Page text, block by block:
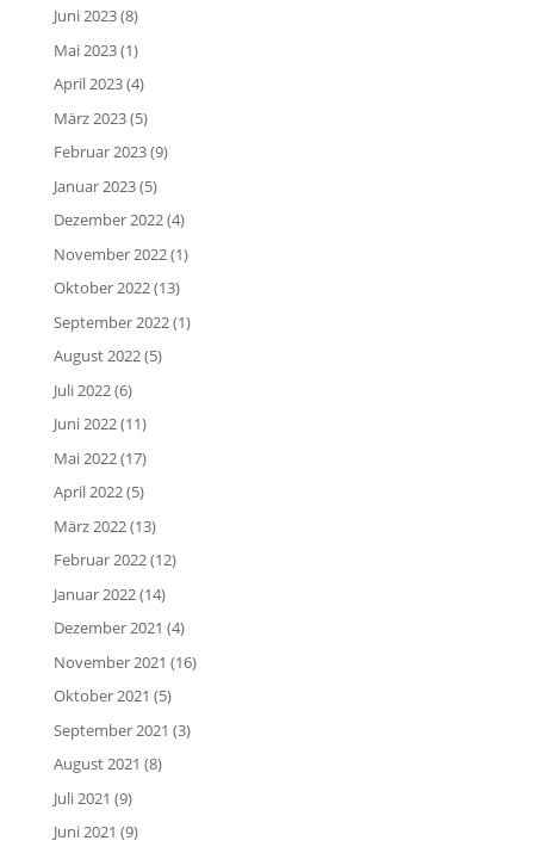
Juni 2023(8)
Mai 2023(1)
April 2023(4)
März 2023(5)
Februar 2023(9)
Januar 2023(5)
Dezember 2022(4)
November 2022(1)
Oktober 2022(13)
September 2022(1)
August 2022(5)
Juli 2022(6)
Juni 2022(11)
Mai 2022(17)
April 2022(5)
März 2022(13)
Februar 2022(12)
Januar 2022(14)
Dezember 2021 (4)
November 2021 (16)
Oktober 2021 (5)
September 2021 (3)
August 2021 (8)
Juli 2021 (9)
Juni 2021 (9)